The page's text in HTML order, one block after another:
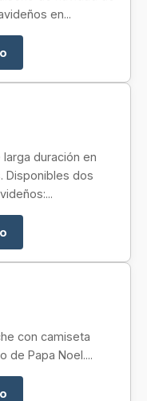
en...
duración en
Disponibles dos
con camiseta
de Papa Noel....